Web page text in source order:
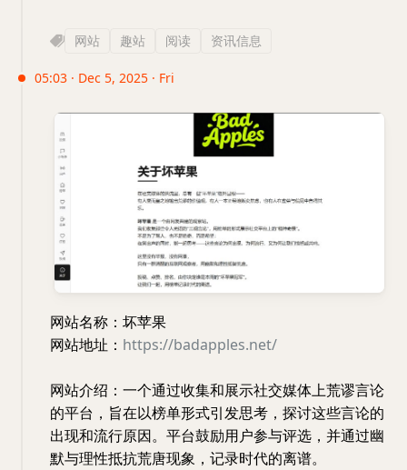
网站 趣站 阅读 资讯信息
05:03 · Dec 5, 2025 · Fri
网站名称：坏苹果
网站地址： https://badapples.net/
网站介绍：一个通过收集和展示社交媒体上荒谬言论
的平台，旨在以榜单形式引发思考，探讨这些言论的
出现和流行原因。平台鼓励用户参与评选，并通过幽
默与理性抵抗荒唐现象，记录时代的离谱。